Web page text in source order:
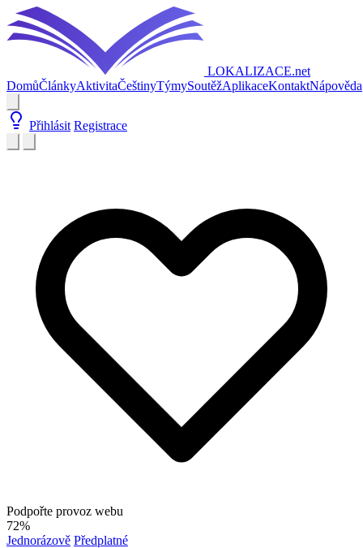
LOKALIZACE.net
DomůČlánkyAktivitaČeštinyTýmySoutěžAplikaceKontaktNápověda
Přihlásit Registrace
Podpořte provoz webu
72%
Jednorázově Předplatné